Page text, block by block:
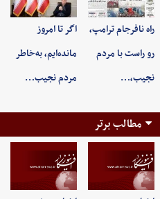
راه نافرجام ترامپ،
رو راست با مردم
نجیب،…
اگر تا امروز
مانده‌ایم، به‌خاطر
مردم نجیب…
مطالب برتر